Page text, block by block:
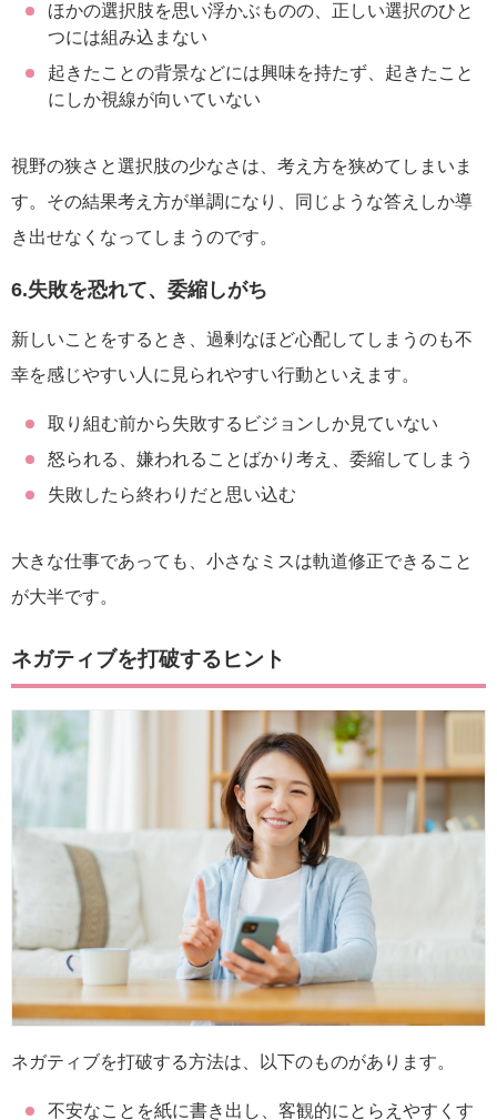
ほかの選択肢を思い浮かぶものの、正しい選択のひと
つには組み込まない
起きたことの背景などには興味を持たず、起きたこと
にしか視線が向いていない
視野の狭さと選択肢の少なさは、考え方を狭めてしまいま
す。その結果考え方が単調になり、同じような答えしか導
き出せなくなってしまうのです。
6.失敗を恐れて、委縮しがち
新しいことをするとき、過剰なほど心配してしまうのも不
幸を感じやすい人に見られやすい行動といえます。
取り組む前から失敗するビジョンしか見ていない
怒られる、嫌われることばかり考え、委縮してしまう
失敗したら終わりだと思い込む
大きな仕事であっても、小さなミスは軌道修正できること
が大半です。
ネガティブを打破するヒント
ネガティブを打破する方法は、以下のものがあります。
不安なことを紙に書き出し、客観的にとらえやすくす